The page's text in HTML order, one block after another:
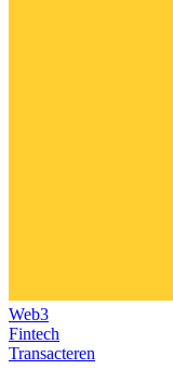
Web3
Fintech
Transacteren